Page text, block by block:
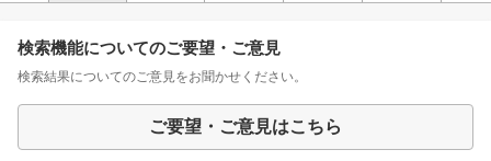
検索機能についてのご要望・ご意見
検索結果についてのご意見をお聞かせください。
ご要望・ご意見はこちら